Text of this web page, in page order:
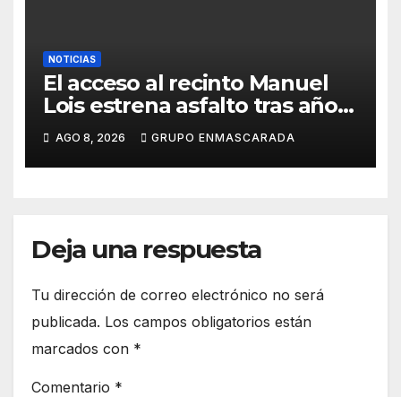
NOTICIAS
El acceso al recinto Manuel
Lois estrena asfalto tras años
de espera
AGO 8, 2026 GRUPO ENMASCARADA
Deja una respuesta
Tu dirección de correo electrónico no será
publicada. Los campos obligatorios están
marcados con *
Comentario *